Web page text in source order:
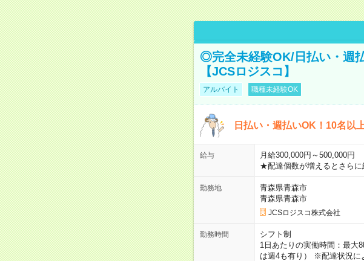
◎完全未経験OK/日払い・週
【JCSロジスコ】
アルバイト 職種未経験OK
日払い・週払いOK！10名以
給与
月給300,000円～500,000円
★配達個数が増えるとさらに
勤務地
青森県青森市
青森県青森市
JCSロジスコ株式会社
勤務時間
シフト制
1日あたりの実働時間：最大
は週4も有り） ※配達状況